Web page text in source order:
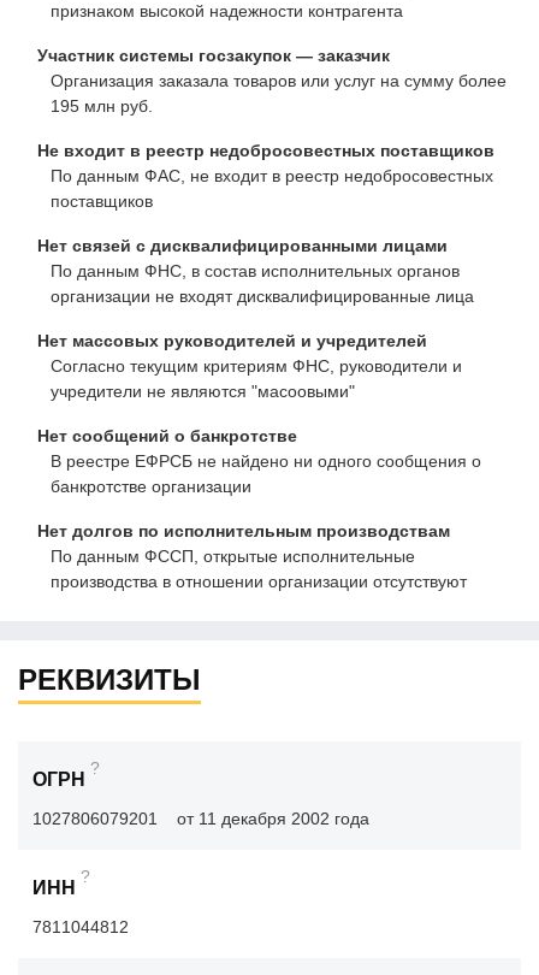
признаком высокой надежности контрагента
Участник системы госзакупок — заказчик
Организация заказала товаров или услуг на сумму более
195 млн руб.
Не входит в реестр недобросовестных поставщиков
По данным ФАС, не входит в реестр недобросовестных
поставщиков
Нет связей с дисквалифицированными лицами
По данным ФНС, в состав исполнительных органов
организации не входят дисквалифицированные лица
Нет массовых руководителей и учредителей
Согласно текущим критериям ФНС, руководители и
учредители не являются "масоовыми"
Нет сообщений о банкротстве
В реестре ЕФРСБ не найдено ни одного сообщения о
банкротстве организации
Нет долгов по исполнительным производствам
По данным ФССП, открытые исполнительные
производства в отношении организации отсутствуют
РЕКВИЗИТЫ
ОГРН
?
1027806079201 от 11 декабря 2002 года
ИНН
?
7811044812